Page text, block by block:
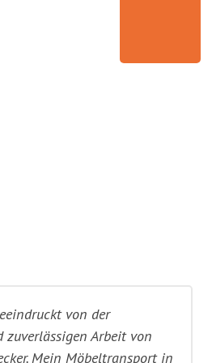
von der
Arbeit von
Mein Möbeltransport in